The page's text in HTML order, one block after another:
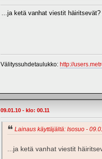
...ja ketä vanhat viestit
Välityssuhdetaulukko: http://
09.01.10 - klo: 00.11
Lainaus käyttäjältä: Isosuo -
...ja ketä vanhat viestit